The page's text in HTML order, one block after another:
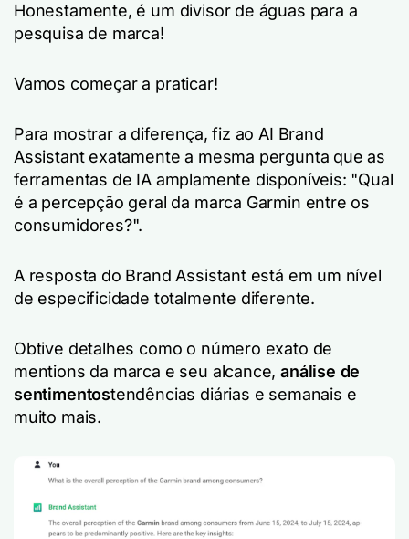
Honestamente, é um divisor de águas para a
pesquisa de marca!
Vamos começar a praticar!
Para mostrar a diferença, fiz ao AI Brand
Assistant exatamente a mesma pergunta que as
ferramentas de IA amplamente disponíveis: "Qual
é a percepção geral da marca Garmin entre os
consumidores?".
A resposta do Brand Assistant está em um nível
de especificidade totalmente diferente.
Obtive detalhes como o número exato de
mentions da marca e seu alcance,análise de
sentimentostendências diárias e semanais e
muito mais.